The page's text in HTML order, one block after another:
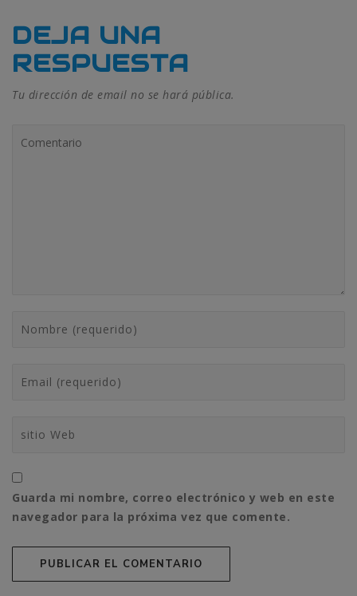
DEJA UNA
RESPUESTA
Tu dirección de email no se hará pública.
Guarda mi nombre, correo electrónico y web en este
navegador para la próxima vez que comente.